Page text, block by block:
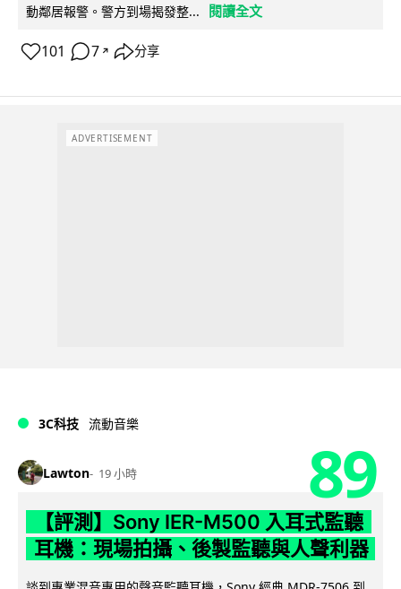
動鄰居報警。警方到場揭發整...
閱讀全文
101 7 ↗ 分享
ADVERTISEMENT
3C科技 流動音樂
Lawton 19 小時 89
【評測】Sony IER-M500 入耳式監聽
耳機：現場拍攝、後製監聽與人聲利器